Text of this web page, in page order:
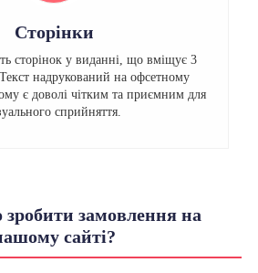
Сторінки
сторінок у виданні, що вміщує 3
надрукований на офсетному
є доволі чітким та приємним для
сприйняття.
замовлення на
сайті?